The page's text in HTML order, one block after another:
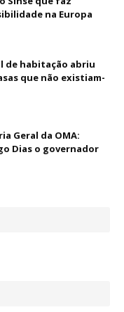
na Europa
habitação abriu
que não existiam-
Geral da OMA:
Dias o governador